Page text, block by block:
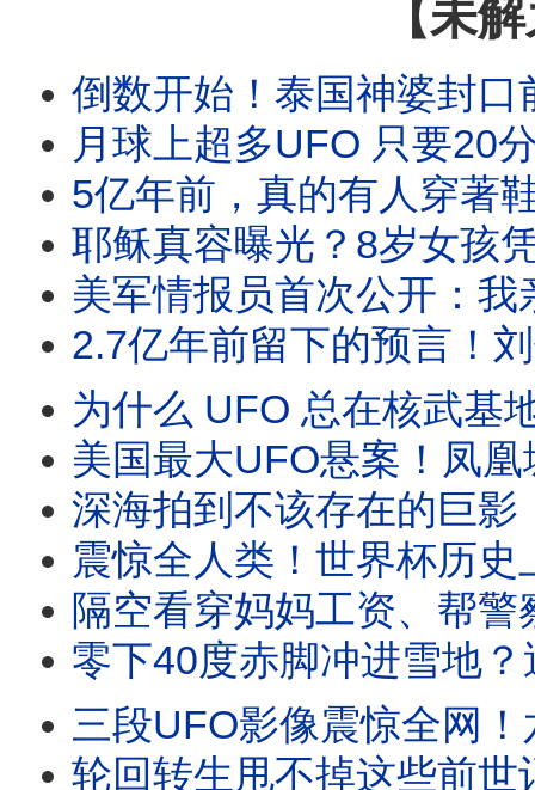
【未
倒数开始！泰国神婆封口前的最后警告！2026年外星人
月球上超多UFO 只要20分钟就能
5亿年前，真的有人穿著鞋走在地球上吗？和恐龙并肩同行
耶稣真容曝光？8岁女孩凭记忆画出祂，16
美军情报员首次公开：我亲手驾驶过UFO！4座地球
2.7亿年前留下的预言！刘伯温碑记、姜子牙封
为什么 UFO 总在核武基地上空？退役将军揭密
美国最大UFO悬案！凤凰城之光上万人目击
深海拍到不该存在的巨影！消失百年“海怪活体”
震惊全人类！世界杯历史上最邪门的5大
隔空看穿妈妈工资、帮警察找回失物
零下40度赤脚冲进雪地？迪亚特洛夫山
三段UFO影像震惊全网！六角史前飞船｜“四不像”变形金刚｜树
轮回转生甩不掉这些前世记忆！恐高偏要跳伞？